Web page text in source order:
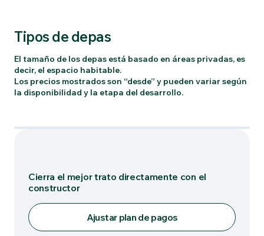
Tipos de depas
El tamaño de los depas está basado en áreas privadas, es
decir, el espacio habitable.
Los precios mostrados son “desde” y pueden variar según
la disponibilidad y la etapa del desarrollo.
Cierra el mejor trato directamente con el
constructor
Ajustar plan de pagos